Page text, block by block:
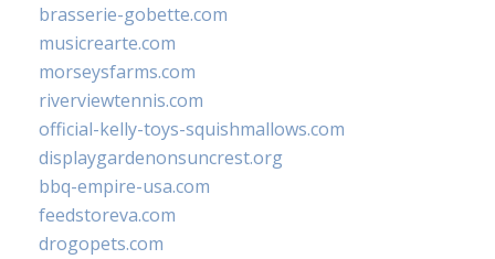
brasserie-gobette.com
musicrearte.com
morseysfarms.com
riverviewtennis.com
official-kelly-toys-squishmallows.com
displaygardenonsuncrest.org
bbq-empire-usa.com
feedstoreva.com
drogopets.com